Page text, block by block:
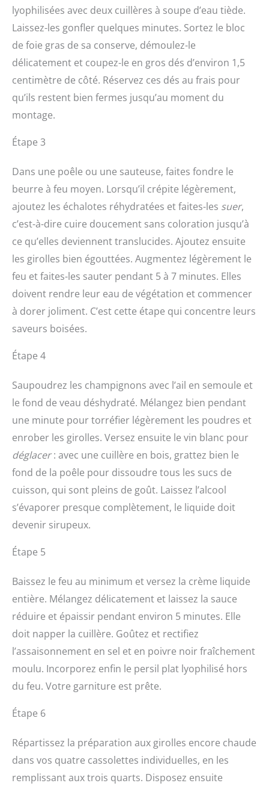
lyophilisées avec deux cuillères à soupe d’eau tiède.
Laissez-les gonfler quelques minutes. Sortez le bloc
de foie gras de sa conserve, démoulez-le
délicatement et coupez-le en gros dés d’environ 1,5
centimètre de côté. Réservez ces dés au frais pour
qu’ils restent bien fermes jusqu’au moment du
montage.
Étape 3
Dans une poêle ou une sauteuse, faites fondre le
beurre à feu moyen. Lorsqu’il crépite légèrement,
ajoutez les échalotes réhydratées et faites-les suer,
c’est-à-dire cuire doucement sans coloration jusqu’à
ce qu’elles deviennent translucides. Ajoutez ensuite
les girolles bien égouttées. Augmentez légèrement le
feu et faites-les sauter pendant 5 à 7 minutes. Elles
doivent rendre leur eau de végétation et commencer
à dorer joliment. C’est cette étape qui concentre leurs
saveurs boisées.
Étape 4
Saupoudrez les champignons avec l’ail en semoule et
le fond de veau déshydraté. Mélangez bien pendant
une minute pour torréfier légèrement les poudres et
enrober les girolles. Versez ensuite le vin blanc pour
déglacer: avec une cuillère en bois, grattez bien le
fond de la poêle pour dissoudre tous les sucs de
cuisson, qui sont pleins de goût. Laissez l’alcool
s’évaporer presque complètement, le liquide doit
devenir sirupeux.
Étape 5
Baissez le feu au minimum et versez la crème liquide
entière. Mélangez délicatement et laissez la sauce
réduire et épaissir pendant environ 5 minutes. Elle
doit napper la cuillère. Goûtez et rectifiez
l’assaisonnement en sel et en poivre noir fraîchement
moulu. Incorporez enfin le persil plat lyophilisé hors
du feu. Votre garniture est prête.
Étape 6
Répartissez la préparation aux girolles encore chaude
dans vos quatre cassolettes individuelles, en les
remplissant aux trois quarts. Disposez ensuite